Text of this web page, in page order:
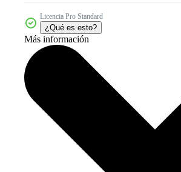
Licencia Pro Standard
¿Qué es esto?
Más información